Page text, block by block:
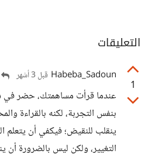
التعليقات
1
Habeba_Sadoun قبل 3 أشهر
عندما قرأت مساهمتك، حضر في
بنفس التجربة، لكنه بالقراءة
ينقلب للنقيض؛ فيكفي أن
التغيير، ولكن ليس بالضرورة أن